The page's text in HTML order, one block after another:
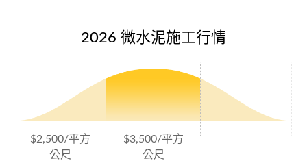
2026 微水泥施工行情
$2,500/平方
公尺
$3,500/平方
公尺